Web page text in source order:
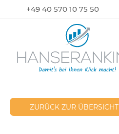
+49 40 570 10 75 50
ZURÜCK ZUR ÜBERSICHT